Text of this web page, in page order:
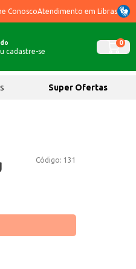
ConoscoAtendimento em Libras
cadastre-se
0
Super Ofertas
Código: 131